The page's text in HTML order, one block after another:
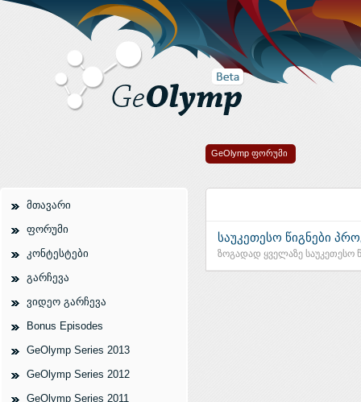
მთავარი
ფორუმი
კონტესტები
გარჩევა
ვიდეო გარჩევა
Bonus Episodes
GeOlymp Series 2013
GeOlymp Series 2012
GeOlymp Series 2011
GeOlymp ფორუმი
საუკეთესო წიგნები
ზოგადად ყველაზე საუკეთესო